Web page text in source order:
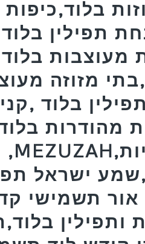
תפילין
מעוצבות
מזוזה
בלוד
מהודרות
ישראל
אור תשמישי
ותפילין